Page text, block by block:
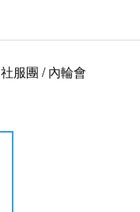
社服團 / 內輪會